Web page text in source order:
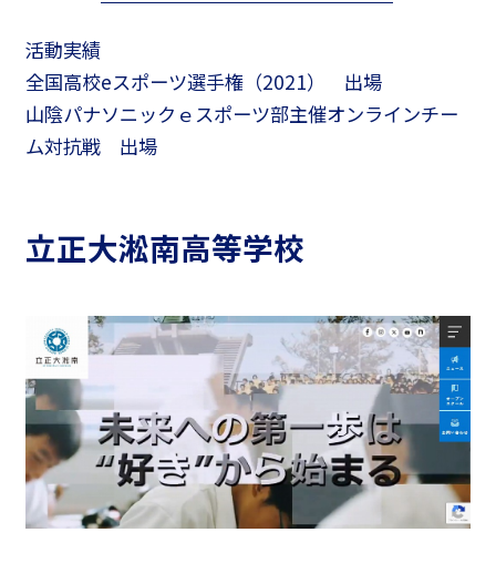
活動実績
全国高校eスポーツ選手権（2021） 出場
山陰パナソニックｅスポーツ部主催オンラインチー
ム対抗戦 出場
立正大淞南高等学校